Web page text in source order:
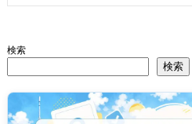
検索
検索